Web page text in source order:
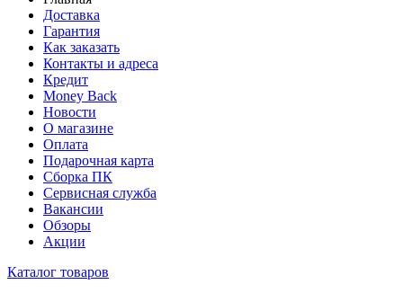
Доставка
Гарантия
Как заказать
Контакты и адреса
Кредит
Money Back
Новости
О магазине
Оплата
Подарочная карта
Сборка ПК
Сервисная служба
Вакансии
Обзоры
Акции
Каталог товаров